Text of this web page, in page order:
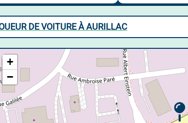
DE VOITURE À AURILLAC
+
−